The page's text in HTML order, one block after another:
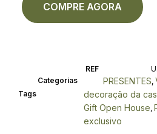
COMPRE AGORA
REF
Categorias
PRESENTES,
Tags decoração da
Gift Open House,
exclusivo